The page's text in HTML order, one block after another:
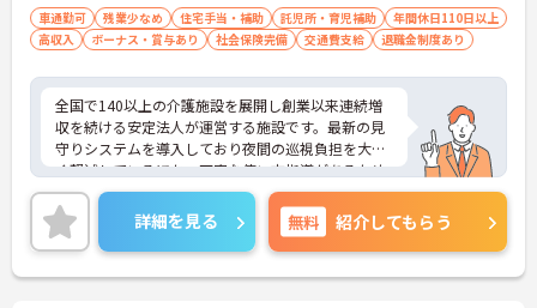
車通勤可 残業少なめ 住宅手当・補助 託児所・育児補助
年間休日110日以上
高収入
ボーナス・賞与あり 社会保険完備 交通費支給 退職金制度あり
全国で140以上の介護施設を展開し創業以来連続増
収を続ける安定法人が運営する施設です。最新の見
守りシステムを導入しており夜間の巡視負担を大き
く軽減しているほか、丁寧な使い方指導があるため
安心して業務を始められます。月平均残業10時間程
度、住宅手当や子供手当、1食300円の食事補助など
生活を支える福利厚生が大変充実しています。『ハ
タラクエール2023』の認証も取得しており、資格取
得支援や職種別研修制度を通じて着実なキャリアア
詳細を見る 無料 紹介してもらう